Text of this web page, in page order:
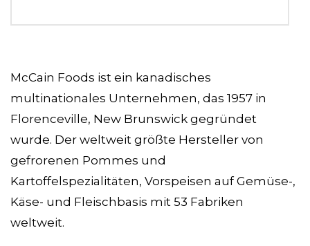
McCain Foods ist ein kanadisches
multinationales Unternehmen, das 1957 in
Florenceville, New Brunswick gegründet
wurde. Der weltweit größte Hersteller von
gefrorenen Pommes und
Kartoffelspezialitäten, Vorspeisen auf Gemüse-,
Käse- und Fleischbasis mit 53 Fabriken
weltweit.